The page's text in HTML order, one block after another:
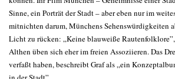
Sinne, ein Porträt der Stadt – aber eben nur im
mitnichten darum, Münchens Sehenswürdigkeiten
Licht zu rücken: „Keine blauweiße
Althen üben sich eher im freien Assoziieren. Das
verfaßt haben, beschreibt Graf als „ein